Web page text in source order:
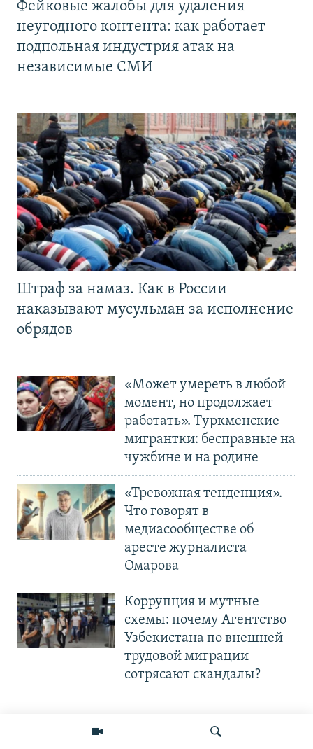
Фейковые жалобы для удаления
неугодного контента: как работает
подпольная индустрия атак на
независимые СМИ
Штраф за намаз. Как в России
наказывают мусульман за исполнение
обрядов
«Может умереть в любой
момент, но продолжает
работать». Туркменские
мигрантки: бесправные на
чужбине и на родине
«Тревожная тенденция».
Что говорят в
медиасообществе об
аресте журналиста
Омарова
Коррупция и мутные
схемы: почему Агентство
Узбекистана по внешней
трудовой миграции
сотрясают скандалы?
«Маршировки» в жару под